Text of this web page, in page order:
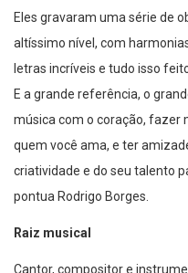
Eles gravaram uma série de
altíssimo nível, com
letras incríveis e tudo isso
E a grande referência, o
música com o coração, fazer
quem você ama, e ter
criatividade e do seu talento
pontua Rodrigo Borges.
Raiz musical
Cantor, compositor e